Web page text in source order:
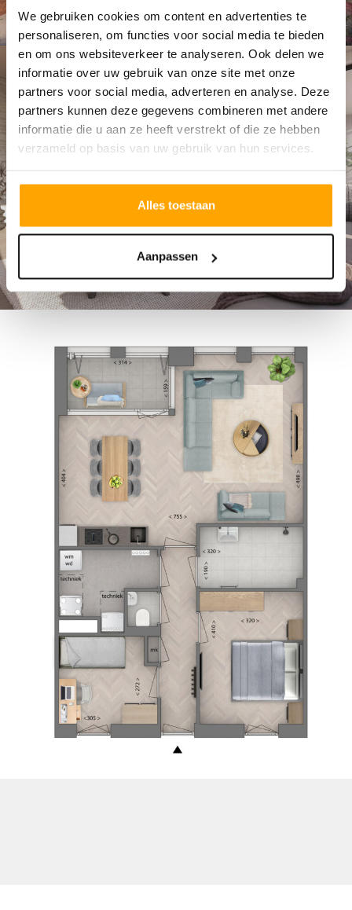
We gebruiken cookies om content en advertenties te
personaliseren, om functies voor social media te bieden
en om ons websiteverkeer te analyseren. Ook delen we
informatie over uw gebruik van onze site met onze
partners voor social media, adverteren en analyse. Deze
partners kunnen deze gegevens combineren met andere
informatie die u aan ze heeft verstrekt of die ze hebben
verzameld op basis van uw gebruik van hun services.
Alles toestaan
Aanpassen